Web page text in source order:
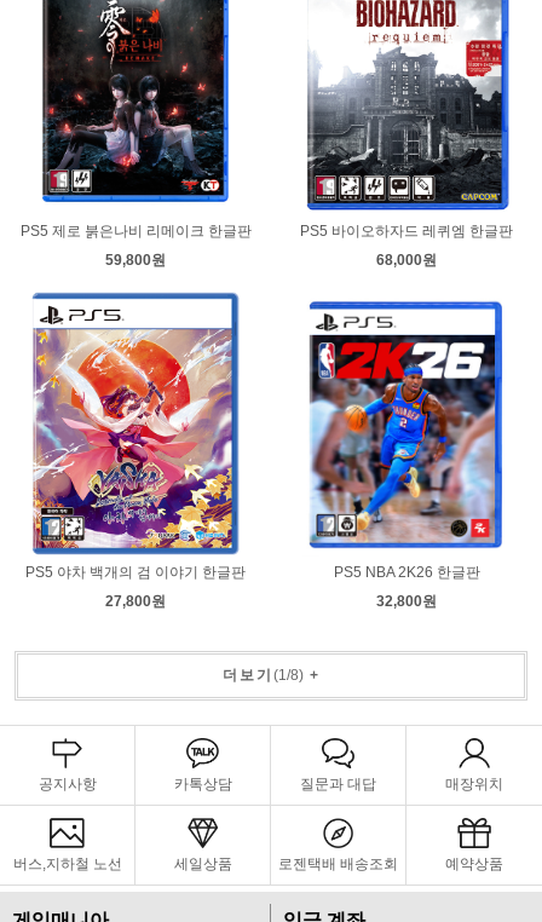
PS5 제로 붉은나비 리메이크 한글판
59,800원
PS5 바이오하자드 레퀴엠 한글판
68,000원
PS5 야차 백개의 검 이야기 한글판
27,800원
PS5 NBA 2K26 한글판
32,800원
더보기 (1 /8)+
공지사항 카톡상담 질문과 대답 매장위치
버스,지하철 노선 세일상품 로젠택배 배송조회 예약상품